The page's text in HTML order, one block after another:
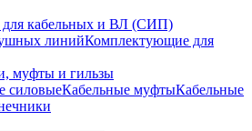
для кабельных и ВЛ (СИП)
линийКомплектующие для
муфты и гильзы
силовыеКабельные муфтыКабельные